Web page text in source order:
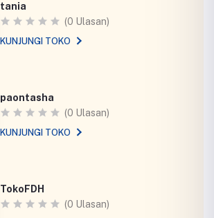
tania
(0 Ulasan)
KUNJUNGI TOKO
paontasha
(0 Ulasan)
KUNJUNGI TOKO
TokoFDH
(0 Ulasan)